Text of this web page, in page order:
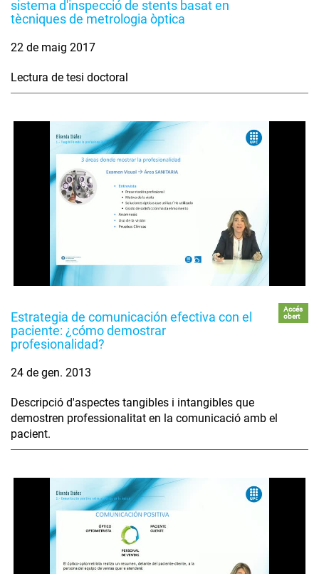
sistema d'inspecció de stents basat en
tècniques de metrologia òptica
22 de maig 2017
Lectura de tesi doctoral
Estrategia de comunicación efectiva con el
paciente: ¿cómo demostrar
profesionalidad?
Accés
obert
24 de gen. 2013
Descripció d'aspectes tangibles i intangibles que
demostren professionalitat en la comunicació amb el
pacient.